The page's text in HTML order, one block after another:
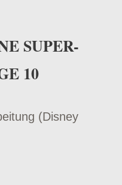
SUPER-
10
(Disney